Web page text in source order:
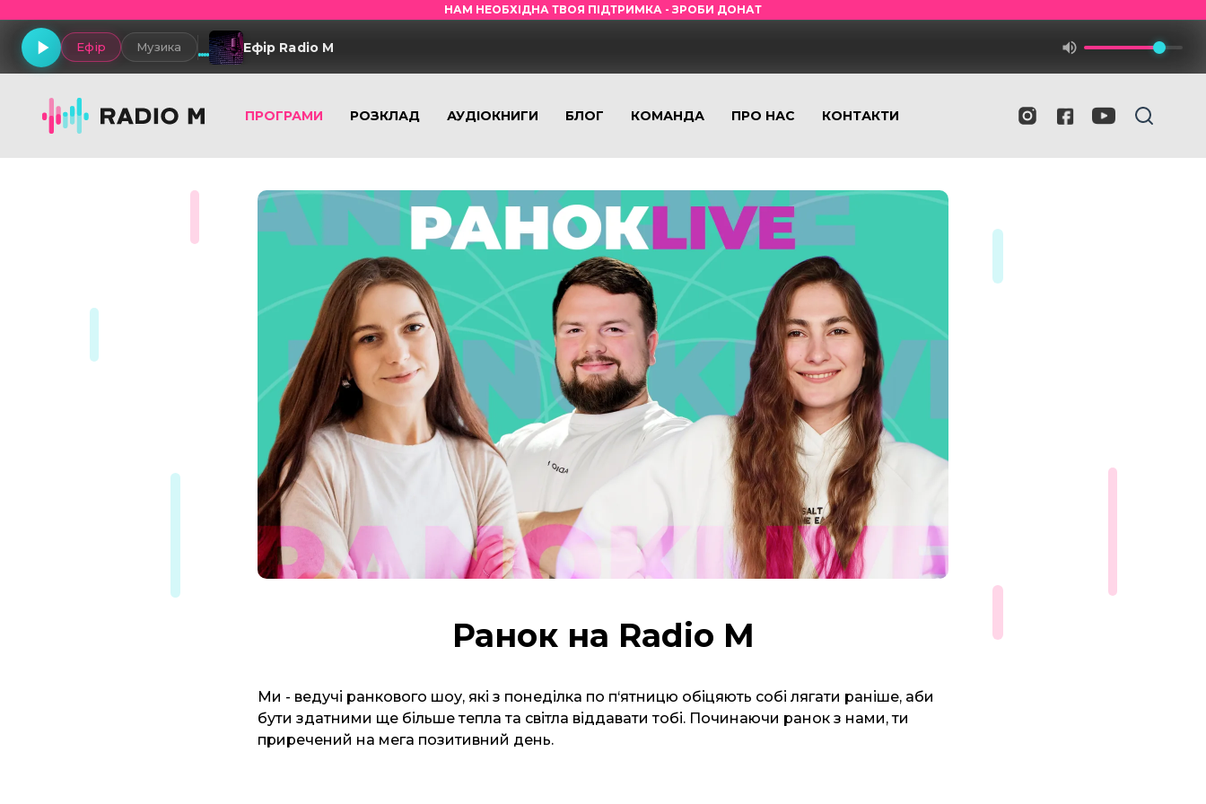
НАМ НЕОБХІДНА ТВОЯ ПІДТРИМКА - ЗРОБИ ДОНАТ
Ефір Музика Ефір Radio M
ПРОГРАМИ РОЗКЛАД АУДІОКНИГИ БЛОГ КОМАНДА ПРО НАС КОНТАКТИ
Ранок на Radio M
Ми - ведучі ранкового шоу, які з понеділка по п‘ятницю обіцяють собі лягати раніше, аби
бути здатними ще більше тепла та світла віддавати тобі. Починаючи ранок з нами, ти
приречений на мега позитивний день.